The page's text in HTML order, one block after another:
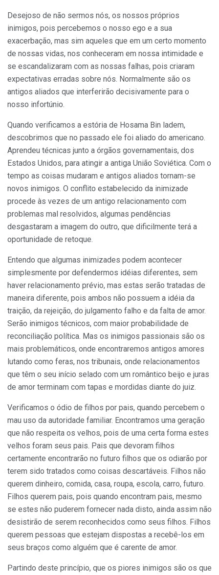
Desejoso de não sermos nós, os nossos próprios
inimigos, pois percebemos o nosso ego e a sua
exacerbação, mas sim aqueles que em um certo momento
de nossas vidas, nos conheceram em nossa intimidade e
se escandalizaram com as nossas falhas, pois criaram
expectativas erradas sobre nós. Normalmente são os
antigos aliados que interferirão decisivamente para o
nosso infortúnio.
Quando verificamos a estória de Hosama Bin ladem,
descobrimos que no passado ele foi aliado do americano.
Aprendeu técnicas junto a órgãos governamentais, dos
Estados Unidos, para atingir a antiga União Soviética. Com o
tempo as coisas mudaram e antigos aliados tornam-se
novos inimigos. O conflito estabelecido da inimizade
procede às vezes de um antigo relacionamento com
problemas mal resolvidos, algumas pendências
desgastaram a imagem do outro, que dificilmente terá a
oportunidade de retoque.
Entendo que algumas inimizades podem acontecer
simplesmente por defendermos idéias diferentes, sem
haver relacionamento prévio, mas estas serão tratadas de
maneira diferente, pois ambos não possuem a idéia da
traição, da rejeição, do julgamento falho e da falta de amor.
Serão inimigos técnicos, com maior probabilidade de
reconciliação política. Mas os inimigos passionais são os
mais problemáticos, onde encontraremos antigos amores
lutando como feras, nos tribunais, onde relacionamentos
que têm o seu início selado com um romântico beijo e juras
de amor terminam com tapas e mordidas diante do juiz.
Verificamos o ódio de filhos por pais, quando percebem o
mau uso da autoridade familiar. Encontramos uma geração
que não respeita os velhos, pois de uma certa forma estes
velhos foram seus pais. Pais que devoram filhos
certamente encontrarão no futuro filhos que os odiarão por
terem sido tratados como coisas descartáveis. Filhos não
querem dinheiro, comida, casa, roupa, escola, carro, futuro.
Filhos querem pais, pois quando encontram pais, mesmo
se estes não puderem fornecer nada disto, ainda assim não
desistirão de serem reconhecidos como seus filhos. Filhos
querem pessoas que estejam dispostas a recebê-los em
seus braços como alguém que é carente de amor.
Partindo deste princípio, que os piores inimigos são os que